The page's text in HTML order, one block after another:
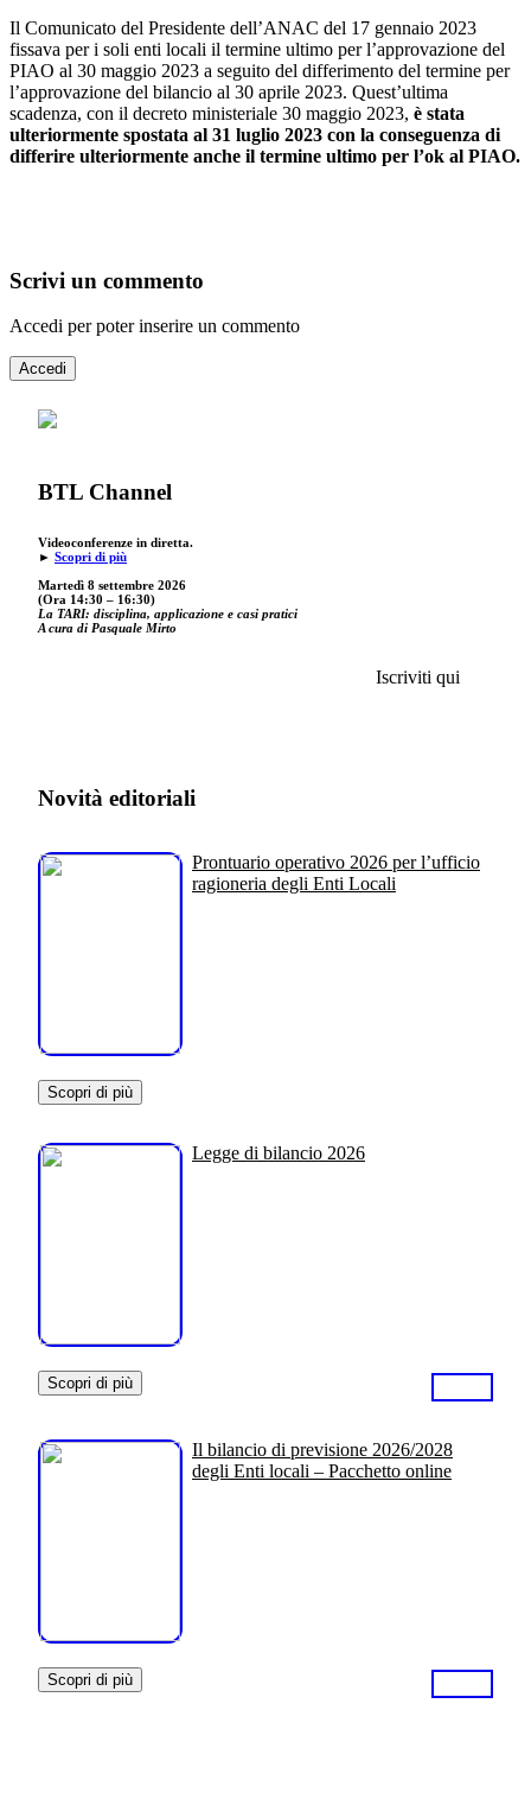
Il Comunicato del Presidente dell’ANAC del 17 gennaio 2023
fissava per i soli enti locali il termine ultimo per l’approvazione del
PIAO al 30 maggio 2023 a seguito del differimento del termine per
l’approvazione del bilancio al 30 aprile 2023. Quest’ultima
scadenza, con il decreto ministeriale 30 maggio 2023, è stata
ulteriormente spostata al 31 luglio 2023 con la conseguenza di
differire ulteriormente anche il termine ultimo per l’ok al PIAO.
Scrivi un commento
Accedi per poter inserire un commento
Accedi
BTL Channel
Videoconferenze in diretta.
► Scopri di più
Martedì 8 settembre 2026
(Ora 14:30 – 16:30)
La TARI: disciplina, applicazione e casi pratici
A cura di Pasquale Mirto
Iscriviti qui
Novità editoriali
Prontuario operativo 2026 per l’ufficio
ragioneria degli Enti Locali
Scopri di più
Legge di bilancio 2026
Scopri di più
Il bilancio di previsione 2026/2028
degli Enti locali – Pacchetto online
Scopri di più